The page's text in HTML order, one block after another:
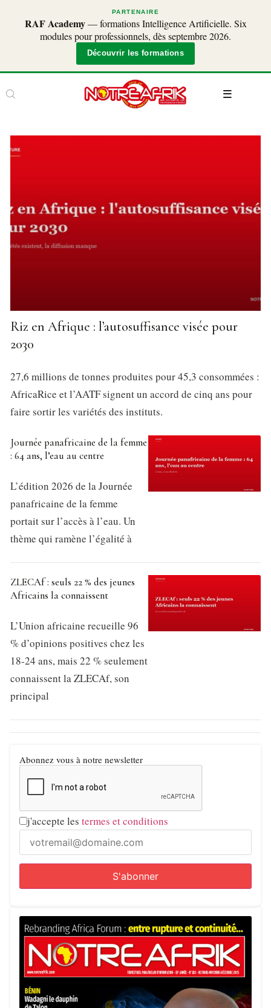
PARTENAIRE
RAF Academy— formations Intelligence Artificielle. Six
modules pour professionnels, dès septembre 2026.
Découvrir les formations
Riz en Afrique : l’autosuffisance visée pour
2030
27,6 millions de tonnes produites pour 45,3 consommées :
AfricaRice et l’AATF signent un accord de cinq ans pour
faire sortir les variétés des instituts.
Journée panafricaine de la femme
: 64 ans, l’eau au centre
L’édition 2026 de la Journée
panafricaine de la femme
portait sur l’accès à l’eau. Un
thème qui ramène l’égalité à
ZLECAf : seuls 22 % des jeunes
Africains la connaissent
L’Union africaine recueille 96
% d’opinions positives chez les
18-24 ans, mais 22 % seulement
connaissent la ZLECAf, son
principal
Abonnez vous à notre newsletter
j'accepte les termes et conditions